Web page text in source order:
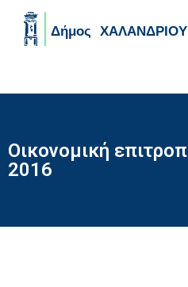
Οικονομική
2016